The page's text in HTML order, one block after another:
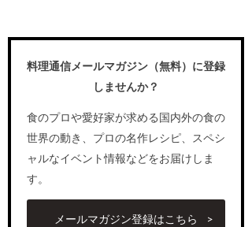
料理通信メールマガジン（無料）に登録
しませんか？
食のプロや愛好家が求める国内外の食の
世界の動き、プロの名作レシピ、スペシ
ャルなイベント情報などをお届けしま
す。
メールマガジン登録はこちら